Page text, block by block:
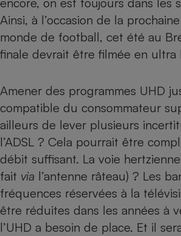
Ainsi, à l’occasion de la
monde de football, cet été au
finale devrait être filmée en ultra
Amener des programmes UHD
compatible du consommateur
ailleurs de lever plusieurs
l’ADSL ? Cela pourrait être
débit suffisant. La voie
fait via l’antenne râteau) ? Les
fréquences réservées à la
être réduites dans les années à
l’UHD a besoin de place. Et il